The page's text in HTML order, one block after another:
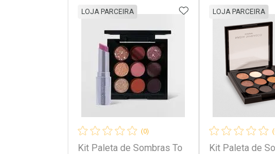
(0)
Kit Paleta de Sombras To
LOJA PARCEIRA ADICIONAR AOS
Kit Paleta de
LOJA PARCEIRA